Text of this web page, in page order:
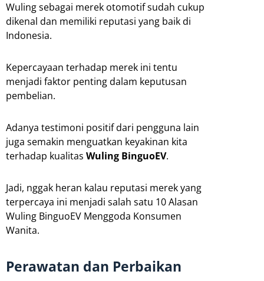
Wuling sebagai merek otomotif sudah cukup
dikenal dan memiliki reputasi yang baik di
Indonesia.
Kepercayaan terhadap merek ini tentu
menjadi faktor penting dalam keputusan
pembelian.
Adanya testimoni positif dari pengguna lain
juga semakin menguatkan keyakinan kita
terhadap kualitas Wuling BinguoEV.
Jadi, nggak heran kalau reputasi merek yang
terpercaya ini menjadi salah satu 10 Alasan
Wuling BinguoEV Menggoda Konsumen
Wanita.
Perawatan dan Perbaikan